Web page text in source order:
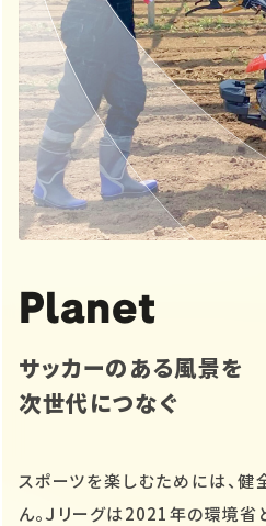
Planet
サッカーのある風景を
次世代につなぐ
スポーツを楽しむためには、
ん。Ｊリーグは2021年の環境省